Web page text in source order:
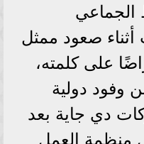
الجماعي
صعود ممثل
على كلمته،
وفود دولية
دي جاية بعد
منظمة العمل